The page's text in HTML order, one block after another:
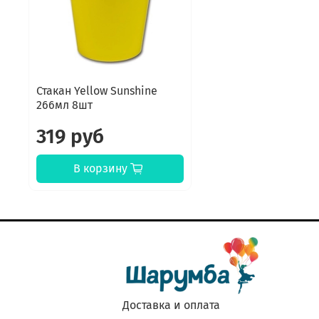
Стакан Yellow Sunshine
266мл 8шт
319 руб
В корзину
Доставка и оплата